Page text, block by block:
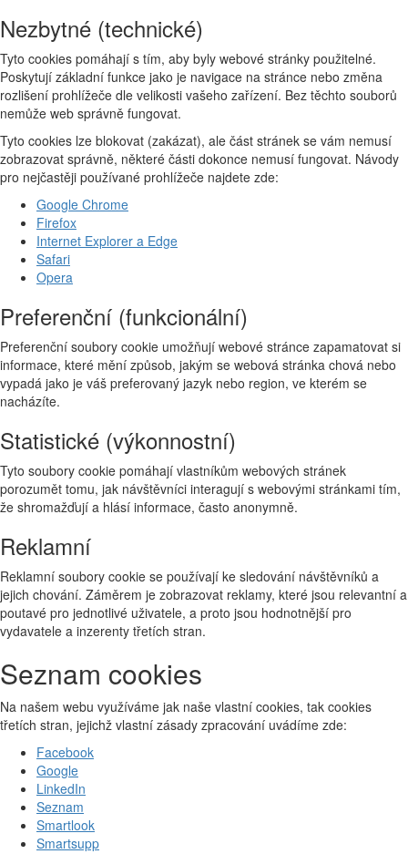
Nezbytné (technické)
Tyto cookies pomáhají s tím, aby byly webové stránky použitelné.
Poskytují základní funkce jako je navigace na stránce nebo změna
rozlišení prohlížeče dle velikosti vašeho zařízení. Bez těchto souborů
nemůže web správně fungovat.
Tyto cookies lze blokovat (zakázat), ale část stránek se vám nemusí
zobrazovat správně, některé části dokonce nemusí fungovat. Návody
pro nejčastěji používané prohlížeče najdete zde:
Google Chrome
Firefox
Internet Explorer a Edge
Safari
Opera
Preferenční (funkcionální)
Preferenční soubory cookie umožňují webové stránce zapamatovat si
informace, které mění způsob, jakým se webová stránka chová nebo
vypadá jako je váš preferovaný jazyk nebo region, ve kterém se
nacházíte.
Statistické (výkonnostní)
Tyto soubory cookie pomáhají vlastníkům webových stránek
porozumět tomu, jak návštěvníci interagují s webovými stránkami tím,
že shromažďují a hlásí informace, často anonymně.
Reklamní
Reklamní soubory cookie se používají ke sledování návštěvníků a
jejich chování. Záměrem je zobrazovat reklamy, které jsou relevantní a
poutavé pro jednotlivé uživatele, a proto jsou hodnotnější pro
vydavatele a inzerenty třetích stran.
Seznam cookies
Na našem webu využíváme jak naše vlastní cookies, tak cookies
třetích stran, jejichž vlastní zásady zpracování uvádíme zde:
Facebook
Google
LinkedIn
Seznam
Smartlook
Smartsupp